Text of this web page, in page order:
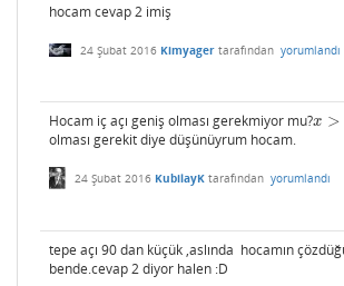
hocam cevap 2 imiş
24 Şubat 2016 Kimyager tarafından yorumlandı
Hocam iç açı geniş olması gerekmiyor mu?x >
x> 13
olması gerekit diye düşünüyrum hocam.
24 Şubat 2016 KubilayK tarafından yorumlandı
tepe açı 90 dan küçük ,aslında hocamın
bende.cevap 2 diyor halen :D